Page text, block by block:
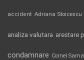
accident Adriana Stoicescu
analiza valutara arestare
condamnare Cornel